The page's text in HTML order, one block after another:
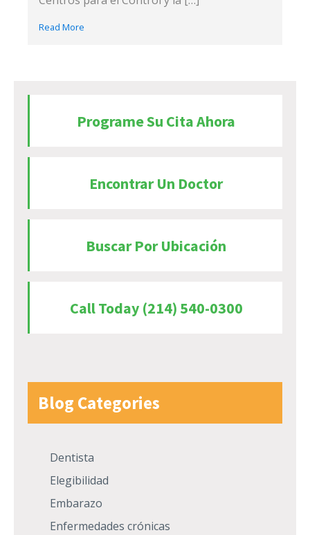
Read More
Programe Su Cita Ahora
Encontrar Un Doctor
Buscar Por Ubicación
Call Today (214) 540-0300
Blog Categories
Dentista
Elegibilidad
Embarazo
Enfermedades crónicas